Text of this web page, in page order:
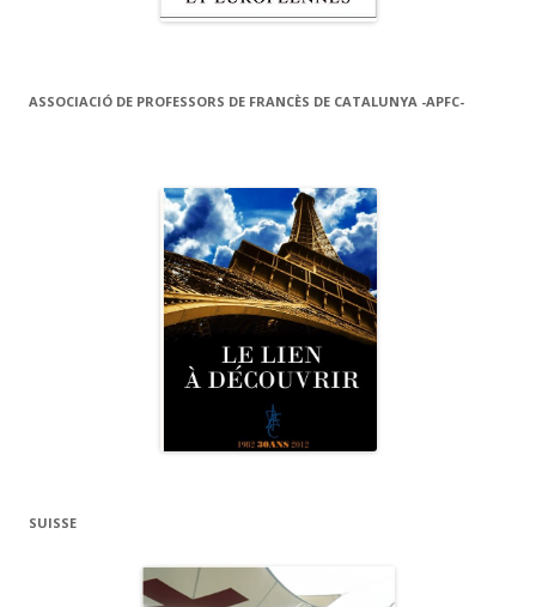
ASSOCIACIÓ DE PROFESSORS DE FRANCÈS DE CATALUNYA -APFC-
SUISSE